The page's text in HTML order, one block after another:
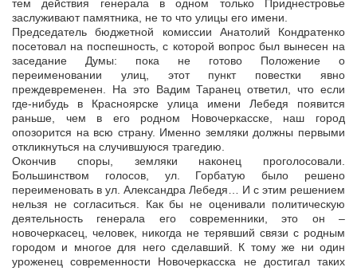
тем действия генерала в одном только Приднестровье
заслуживают памятника, не то что улицы его имени.
Председатель бюджетной комиссии Анатолий Кондратенко
посетовал на поспешность, с которой вопрос был вынесен на
заседание Думы: пока не готово Положение о
переименовании улиц, этот пункт повестки явно
преждевременен. На это Вадим Таранец ответил, что если
где-нибудь в Красноярске улица имени Лебедя появится
раньше, чем в его родном Новочеркасске, наш город
опозорится на всю страну. Именно земляки должны первыми
откликнуться на случившуюся трагедию.
Окончив споры, земляки наконец проголосовали.
Большинством голосов, ул. Горбатую было решено
переименовать в ул. Александра Лебедя… И с этим решением
нельзя не согласиться. Как бы не оценивали политическую
деятельность генерала его современники, это он –
новочеркасец, человек, никогда не терявший связи с родным
городом и многое для него сделавший. К тому же ни один
уроженец современности Новочеркасска не достигал таких